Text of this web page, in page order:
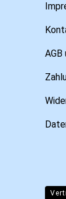
AGB